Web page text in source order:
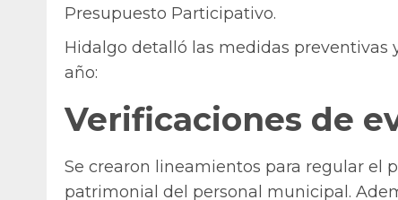
Presupuesto Participativo.
Hidalgo detalló las medidas preventivas
año:
Verificaciones de
Se crearon lineamientos para regular el
patrimonial del personal municipal.